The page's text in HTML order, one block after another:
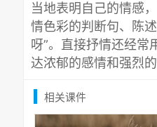
当地表明自己的情感
情色彩的判断句、陈
呀”。直接抒情还经常
达浓郁的感情和强烈
相关课件